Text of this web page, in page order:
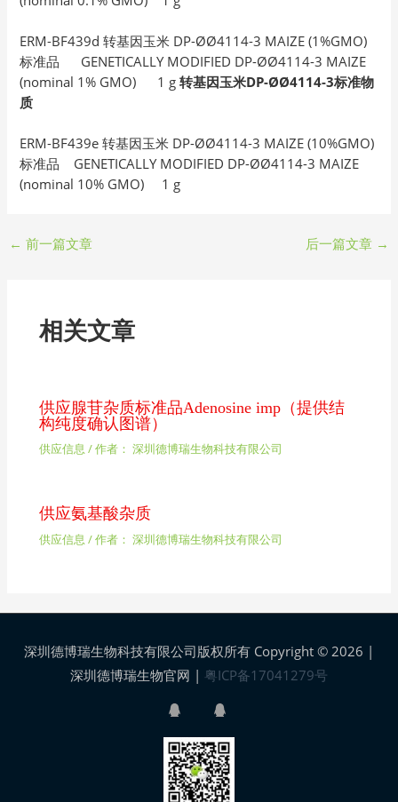
ERM-BF439d 转基因玉米 DP-ØØ4114-3 MAIZE (1%GMO)
标准品 GENETICALLY MODIFIED DP-ØØ4114-3 MAIZE
(nominal 1% GMO) 1 g转基因玉米DP-ØØ4114-3标准物
质
ERM-BF439e 转基因玉米 DP-ØØ4114-3 MAIZE (10%GMO)
标准品 GENETICALLY MODIFIED DP-ØØ4114-3 MAIZE
(nominal 10% GMO) 1 g
← 前一篇文章 后一篇文章 →
相关文章
供应腺苷杂质标准品Adenosine imp（提供结
构纯度确认图谱）
供应信息 / 作者： 深圳德博瑞生物科技有限公司
供应氨基酸杂质
供应信息 / 作者： 深圳德博瑞生物科技有限公司
深圳德博瑞生物科技有限公司版权所有 Copyright © 2026 |
深圳德博瑞生物官网 | 粤ICP备17041279号